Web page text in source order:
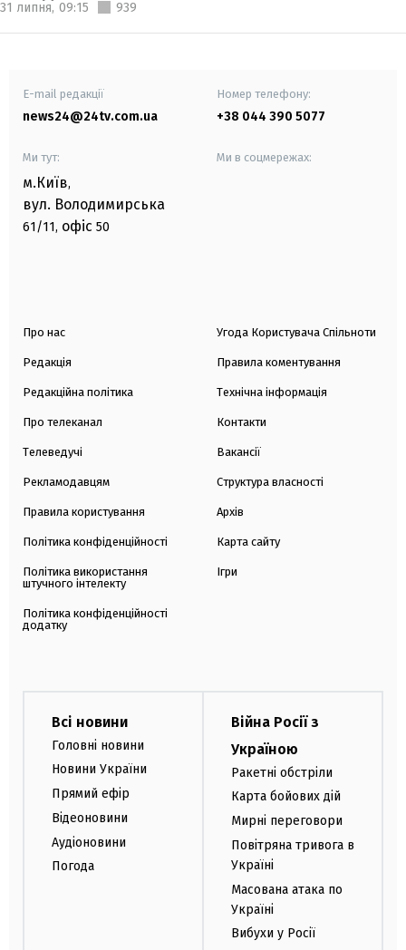
31 липня, 09:15 939
E-mail редакції
news24@24tv.com.ua
Номер телефону:
+38 044 390 5077
Ми тут:
м.Київ,
вул. Володимирська
61/11, офіс 50
Ми в соцмережах:
Про нас
Редакція
Редакційна політика
Про телеканал
Телеведучі
Рекламодавцям
Правила користування
Політика конфіденційності
Політика використання
штучного інтелекту
Політика конфіденційності
додатку
Угода Користувача Спільноти
Правила коментування
Технічна інформація
Контакти
Вакансії
Структура власності
Архів
Карта сайту
Ігри
Всі новини
Головні новини
Новини України
Прямий ефір
Відеоновини
Аудіоновини
Погода
Війна Росії з
Україною
Ракетні обстріли
Карта бойових дій
Мирні переговори
Повітряна тривога в
Україні
Масована атака по
Україні
Вибухи у Росії